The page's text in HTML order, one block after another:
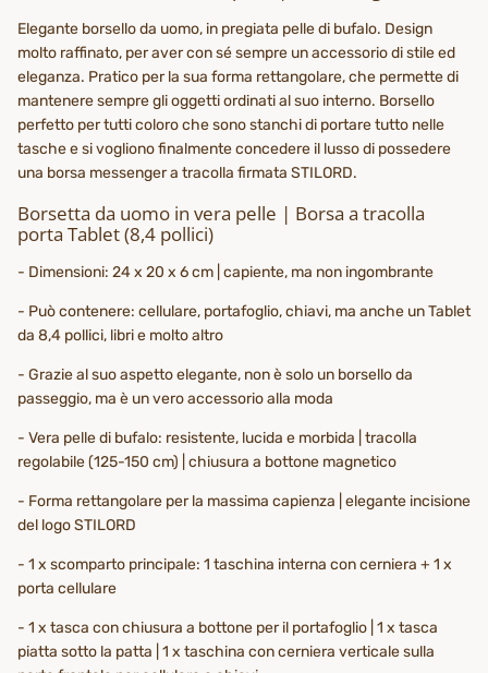
Elegante borsello da uomo, in pregiata pelle di bufalo. Design
molto raffinato, per aver con sé sempre un accessorio di stile ed
eleganza. Pratico per la sua forma rettangolare, che permette di
mantenere sempre gli oggetti ordinati al suo interno. Borsello
perfetto per tutti coloro che sono stanchi di portare tutto nelle
tasche e si vogliono finalmente concedere il lusso di possedere
una borsa messenger a tracolla firmata STILORD.
Borsetta da uomo in vera pelle | Borsa a tracolla
porta Tablet (8,4 pollici)
- Dimensioni: 24 x 20 x 6 cm | capiente, ma non ingombrante
- Può contenere: cellulare, portafoglio, chiavi, ma anche un Tablet
da 8,4 pollici, libri e molto altro
- Grazie al suo aspetto elegante, non è solo un borsello da
passeggio, ma è un vero accessorio alla moda
- Vera pelle di bufalo: resistente, lucida e morbida | tracolla
regolabile (125-150 cm) | chiusura a bottone magnetico
- Forma rettangolare per la massima capienza | elegante incisione
del logo STILORD
- 1 x scomparto principale: 1 taschina interna con cerniera + 1 x
porta cellulare
- 1 x tasca con chiusura a bottone per il portafoglio | 1 x tasca
piatta sotto la patta | 1 x taschina con cerniera verticale sulla